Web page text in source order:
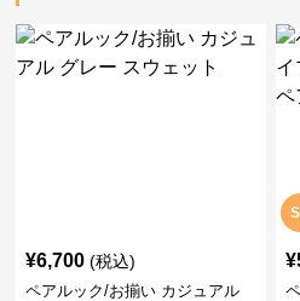
¥6,700 (税込)
ペアルック/お揃い カジュアル
¥